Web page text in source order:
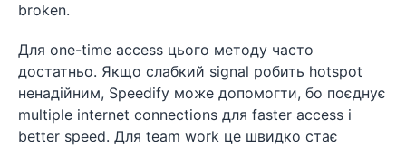
broken.
Для one-time access цього методу часто
достатньо. Якщо слабкий signal робить hotspot
ненадійним, Speedify може допомогти, бо поєднує
multiple internet connections для faster access і
better speed. Для team work це швидко стає